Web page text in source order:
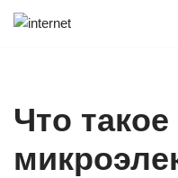
Что такое